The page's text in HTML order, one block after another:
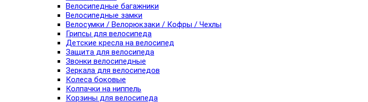
Велосипедные багажники
Велосипедные замки
Велосумки / Велорюкзаки / Кофры / Чехлы
Грипсы для велосипеда
Детские кресла на велосипед
Защита для велосипеда
Звонки велосипедные
Зеркала для велосипедов
Колеса боковые
Колпачки на ниппель
Корзины для велосипеда